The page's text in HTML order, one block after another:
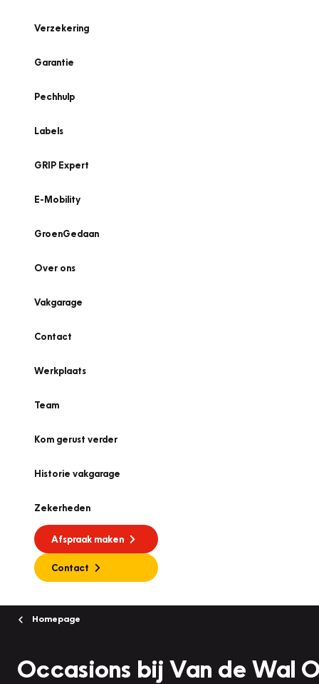
Verzekering
Garantie
Pechhulp
Labels
GRIP Expert
E-Mobility
GroenGedaan
Over ons
Vakgarage
Contact
Werkplaats
Team
Kom gerust verder
Historie vakgarage
Zekerheden
Afspraak maken
Contact
Homepage
Occasions bij Van de Wal